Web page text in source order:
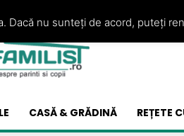
CASĂ & GRĂDINĂ REȚETE
Dacă nu sunteți de acord, puteți